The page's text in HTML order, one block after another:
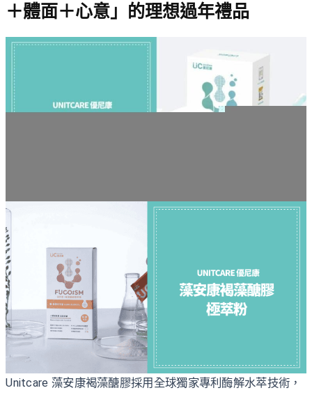
＋體面＋心意」的理想過年禮品
Unitcare 藻安康褐藻醣膠採用全球獨家專利酶解水萃技術，